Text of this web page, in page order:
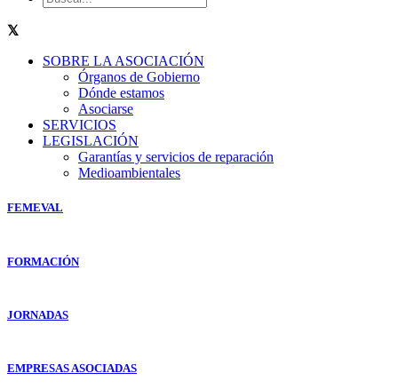
SOBRE LA ASOCIACIÓN
Órganos de Gobierno
Dónde estamos
Asociarse
SERVICIOS
LEGISLACIÓN
Garantías y servicios de reparación
Medioambientales
FEMEVAL
FORMACIÓN
JORNADAS
EMPRESAS ASOCIADAS